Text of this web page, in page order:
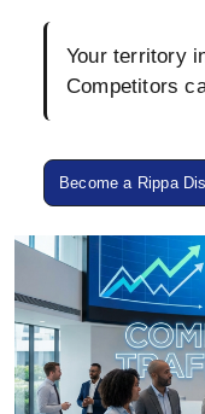
Your territory
Competitors
Become a Rippa